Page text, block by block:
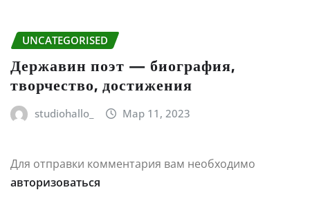
UNCATEGORISED
Державин поэт — биография,
творчество, достижения
studiohallo_ Мар 11, 2023
Для отправки комментария вам необходимо
авторизоваться